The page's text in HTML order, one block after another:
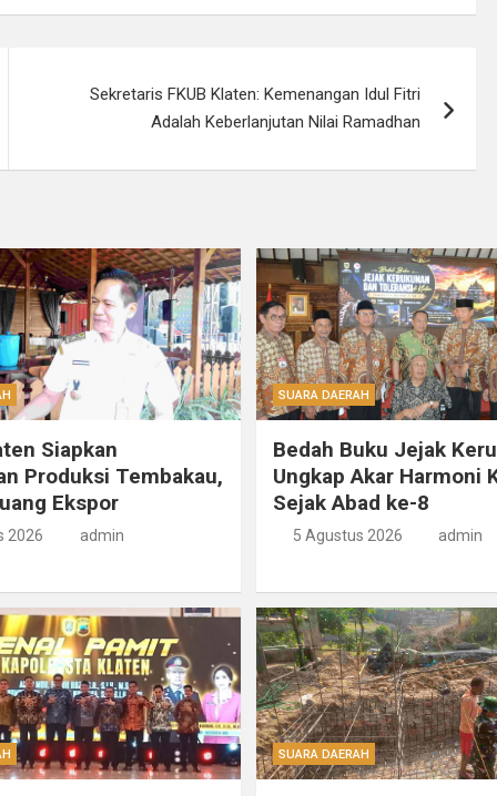
Sekretaris FKUB Klaten: Kemenangan Idul Fitri
Adalah Keberlanjutan Nilai Ramadhan
Siapkan
Produksi Tembakau,
Ekspor
2026 admin
SUARA DAERAH
Bedah Buku Jejak
Ungkap Akar Harmoni
Sejak Abad ke-8
5 Agustus 2026 admin
SUARA DAERAH